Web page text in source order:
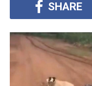
SHARE